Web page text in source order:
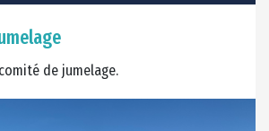
de jumelage.